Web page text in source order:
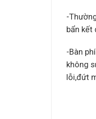
-
bẩn kết
-Bàn
không
lỗi,đứt